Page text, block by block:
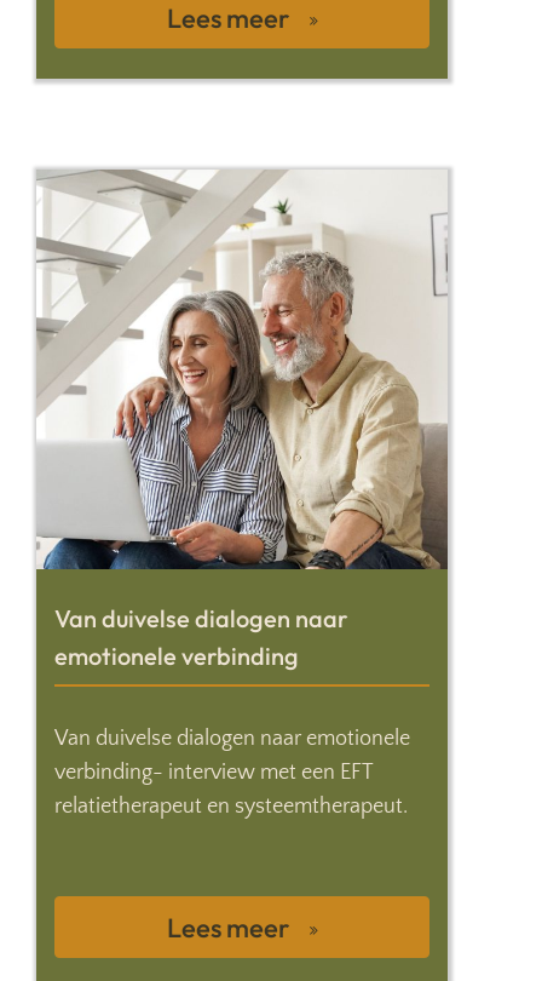
Lees meer
Van duivelse dialogen naar
emotionele verbinding
Van duivelse dialogen naar emotionele
verbinding- interview met een EFT
relatietherapeut en systeemtherapeut.
Lees meer